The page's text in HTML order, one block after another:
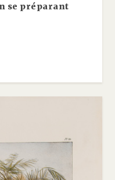
se préparant